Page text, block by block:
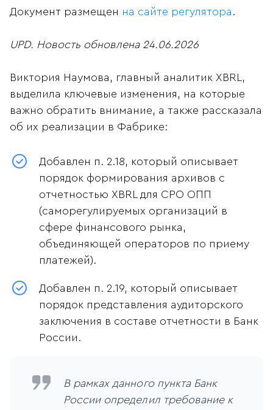
Документ размещен на сайте регулятора .
UPD. Новость обновлена 24.06.2026
Виктория Наумова, главный аналитик XBRL,
выделила ключевые изменения, на которые
важно обратить внимание, а также рассказала
об их реализации в Фабрике:
Добавлен п. 2.18, который описывает
порядок формирования архивов с
отчетностью XBRL для СРО ОПП
(саморегулируемых организаций в
сфере финансового рынка,
объединяющей операторов по приему
платежей).
Добавлен п. 2.19, который описывает
порядок представления аудиторского
заключения в составе отчетности в Банк
России.
В рамках данного пункта Банк
России определил требование к